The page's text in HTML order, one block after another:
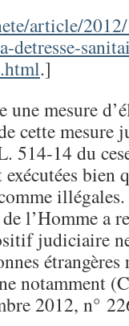
article/
detresse-
.]
une mesure
cette mesure
514-14 du
bien
l’Homme a
judiciaire
étrangères
notamment
2012, n°